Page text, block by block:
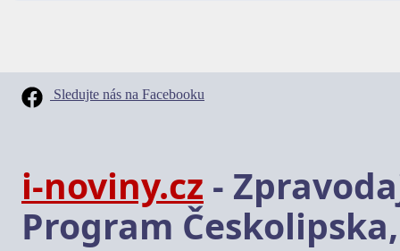
Sledujte nás na Facebooku
i-noviny.cz -
Program